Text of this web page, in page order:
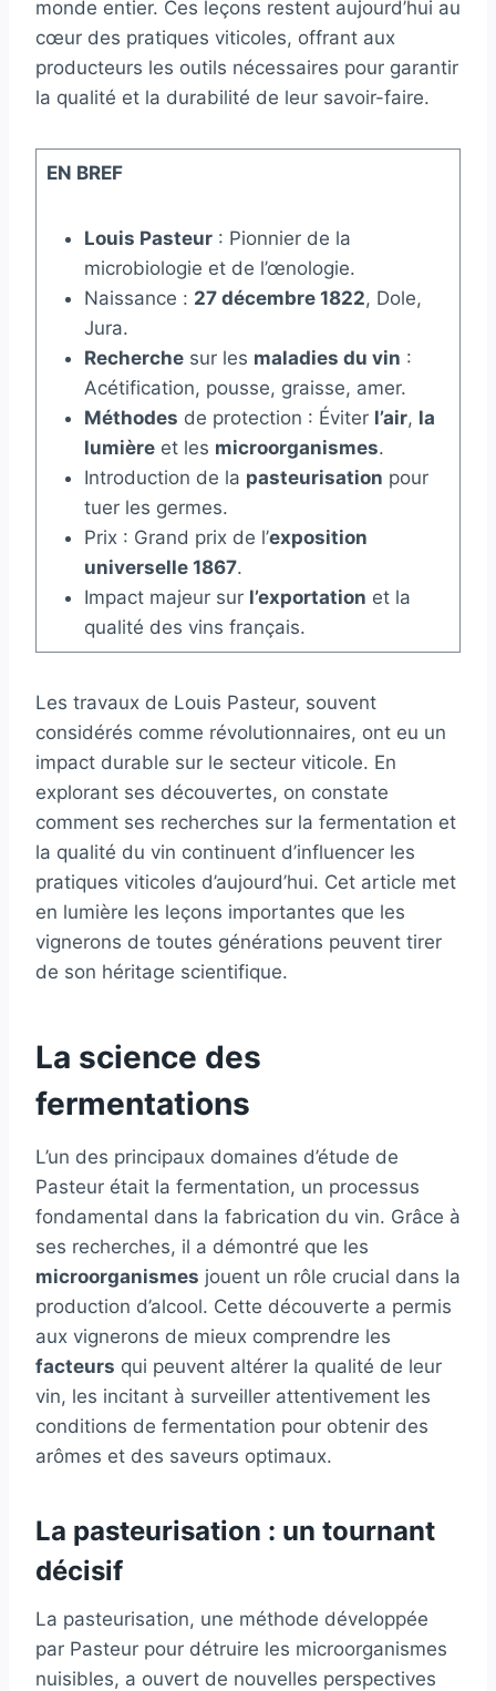
monde entier. Ces leçons restent aujourd’hui au
cœur des pratiques viticoles, offrant aux
producteurs les outils nécessaires pour garantir
la qualité et la durabilité de leur savoir-faire.
EN BREF
Louis Pasteur: Pionnier de la
microbiologie et de l’œnologie.
Naissance : 27 décembre 1822, Dole,
Jura.
Recherchesur les maladies du vin :
Acétification, pousse, graisse, amer.
Méthodes de protection : Éviter l’air, la
lumièreet les microorganismes.
Introduction de la pasteurisation pour
tuer les germes.
Prix : Grand prix de l’exposition
universelle 1867.
Impact majeur sur l’exportation et la
qualité des vins français.
Les travaux de Louis Pasteur, souvent
considérés comme révolutionnaires, ont eu un
impact durable sur le secteur viticole. En
explorant ses découvertes, on constate
comment ses recherches sur la fermentation et
la qualité du vin continuent d’influencer les
pratiques viticoles d’aujourd’hui. Cet article met
en lumière les leçons importantes que les
vignerons de toutes générations peuvent tirer
de son héritage scientifique.
La science des
fermentations
L’un des principaux domaines d’étude de
Pasteur était la fermentation, un processus
fondamental dans la fabrication du vin. Grâce à
ses recherches, il a démontré que les
microorganismes jouent un rôle crucial dans la
production d’alcool. Cette découverte a permis
aux vignerons de mieux comprendre les
facteurs qui peuvent altérer la qualité de leur
vin, les incitant à surveiller attentivement les
conditions de fermentation pour obtenir des
arômes et des saveurs optimaux.
La pasteurisation : un tournant
décisif
La pasteurisation, une méthode développée
par Pasteur pour détruire les microorganismes
nuisibles, a ouvert de nouvelles perspectives